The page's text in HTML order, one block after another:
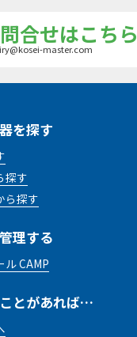
合せはこちら
master.com
を探す
探す
ら探す
理する
ル CAMP
とがあれば…